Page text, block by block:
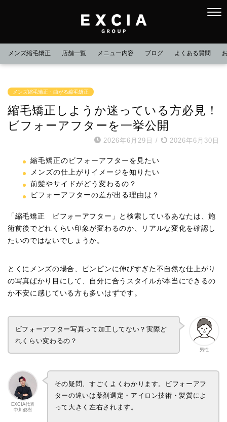
メンズ縮毛矯正 店舗一覧 メニュー内容 ブログ よくある質問
メンズ縮毛矯正・曲がる縮毛矯正
縮毛矯正しようか迷っている方必見！
ビフォーアフターを一挙公開
2026年6月29日 / 2026年6月30日
縮毛矯正のビフォーアフターを見たい
メンズの仕上がりイメージを知りたい
前髪やサイドがどう変わるの？
ビフォーアフターの差が出る理由は？
「縮毛矯正 ビフォーアフター」と検索しているあなたは、施
術前後でどれくらい印象が変わるのか、リアルな変化を確認し
たいのではないでしょうか。
とくにメンズの場合、ピンピンに伸びすぎた不自然な仕上がり
の写真ばかり目にして、自分に合うスタイルが本当にできるの
か不安に感じている方も多いはずです。
男性
ビフォーアフター写真って加工してない？実際ど
れくらい変わるの？
EXCIA代表
中川俊樹
その疑問、すごくよくわかります。ビフォーアフ
ターの違いは薬剤選定・アイロン技術・髪質によ
って大きく左右されます。